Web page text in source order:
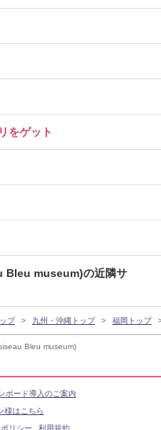
Bleu museum)
をゲット
Bleu museum)の近隣サ
プ 九州・沖縄トップ 福岡トップ
ボード導入のご案内
様はこちら
リシー 利用規約